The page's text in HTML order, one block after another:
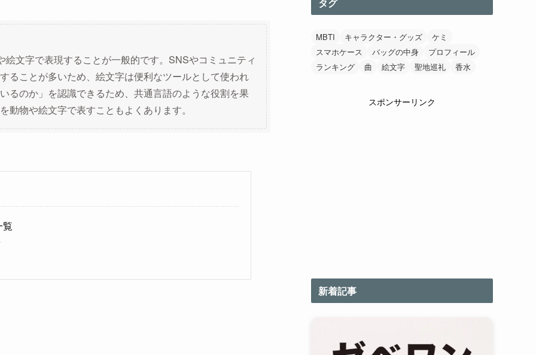
文字で表現することが一般的です。SNSやコミュニティ
ることが多いため、絵文字は便利なツールとして使われ
るのか」を認識できるため、共通言語のような役割を果
物や絵文字で表すこともよくあります。
覧
MBTI キャラクター・グッズ
ケミ
スマホケース
バッグの中身
プロフィール
ランキング
曲 絵文字 聖地巡礼 香水
スポンサーリンク
新着記事